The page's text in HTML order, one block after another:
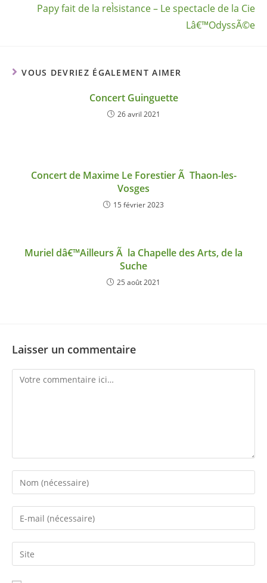
Papy fait de la reÌsistance – Le spectacle de la Cie
Lâ€™OdyssÃ©e
VOUS DEVRIEZ ÉGALEMENT AIMER
Concert Guinguette
26 avril 2021
Concert de Maxime Le Forestier Ã Thaon-les-
Vosges
15 février 2023
Muriel dâ€™Ailleurs Ã la Chapelle des Arts, de la
Suche
25 août 2021
Laisser un commentaire